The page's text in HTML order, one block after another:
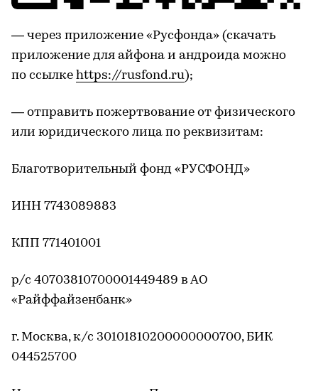
— через приложение «Русфонда» (скачать
приложение для айфона и андроида можно
по ссылке https://rusfond.ru);
— отправить пожертвование от физического
или юридического лица по реквизитам:
Благотворительный фонд «РУСФОНД»
ИНН 7743089883
КПП 771401001
р/с 40703810700001449489 в АО
«Райффайзенбанк»
г. Москва, к/с 30101810200000000700, БИК
044525700